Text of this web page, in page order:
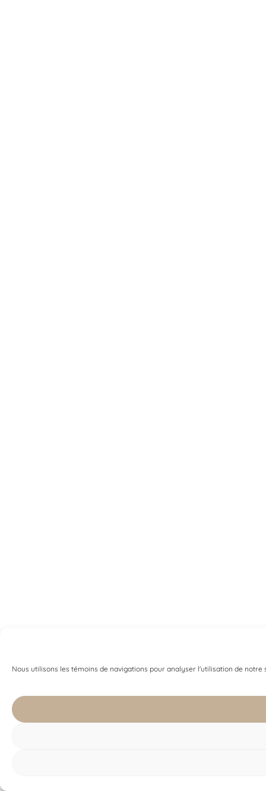
Nous utilisons les témoins de navigations pour analyser l'utilisation de